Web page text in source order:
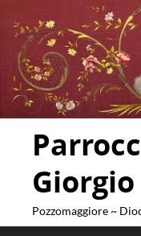
Pozzomaggiore ~